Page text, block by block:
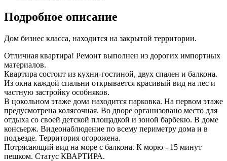
Подробное описание
Дом бизнес класса, находится на закрытой территории.
Отличная квартира! Ремонт выполнен из дорогих импортных
материалов.
Квартира состоит из кухни-гостиной, двух спален и балкона.
Из окна каждой спальни открывается красивый вид на лес и
частную застройку особняков.
В цокольном этаже дома находится парковка. На первом этаже
предусмотрена колясочная. Во дворе организовано место для
отдыха со своей детской площадкой и зоной барбекю. В доме
консьерж. Видеонаблюдение по всему периметру дома и в
подъезде. Территория огорожена.
Потрясающий вид на море с балкона. К морю - 15 минут
пешком. Статус КВАРТИРА.